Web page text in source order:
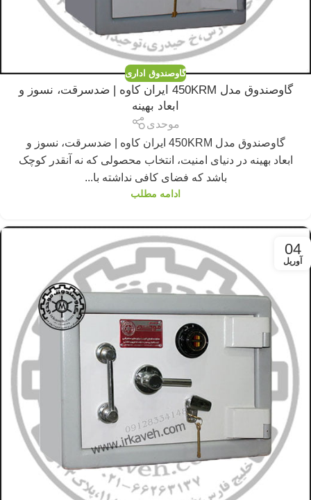
گاوصندوق اداری
گاوصندوق مدل 450KRM ایران کاوه | ضدسرقت، نسوز و
ابعاد بهینه
موحدی
گاوصندوق مدل 450KRM ایران کاوه | ضدسرقت، نسوز و
ابعاد بهینه در دنیای امنیت، انتخاب محصولی که نه آنقدر کوچک
باشد که فضای کافی نداشته با...
ادامه مطلب
04
آوریل